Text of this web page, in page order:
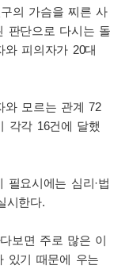
의 가슴을 찌른 사
판단으로 다시는 돌
피의자가 20대
와 모르는 관계 72
각각 16건에 달했
필요시에는 심리·법
시한다.
보면 주로 많은 이
있기 때문에 우는